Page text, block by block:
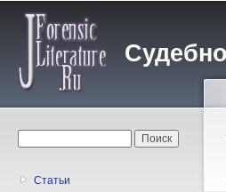
Статьи